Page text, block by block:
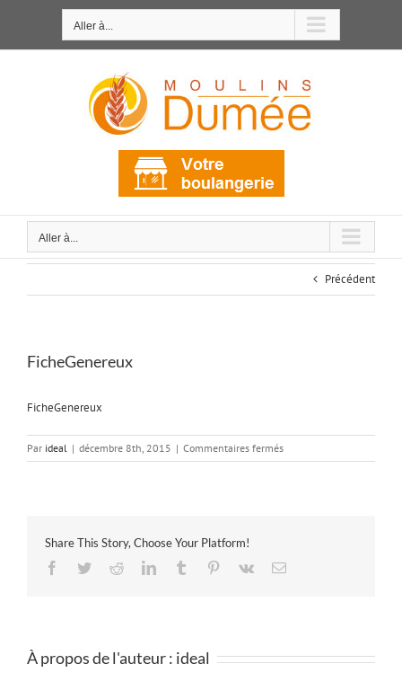
Aller à...
Aller à...
Précédent
FicheGenereux
FicheGenereux
Par ideal | décembre 8th, 2015 | Commentaires ferméssur
FicheGenereux
Share This Story, Choose Your Platform!
Facebook
TwitterRedditLinkedInTumblr Pinterest
Vk Email
À propos de l'auteur : ideal